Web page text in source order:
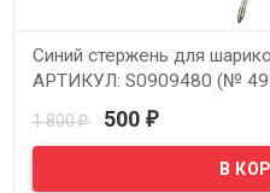
Синий стержень для
АРТИКУЛ: S0909480 (№
В наличии
1 800₽ 500 ₽